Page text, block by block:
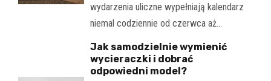
wydarzenia uliczne wypełniają kalendarz
niemal codziennie od czerwca aż…
Jak samodzielnie wymienić
wycieraczki i dobrać
odpowiedni model?